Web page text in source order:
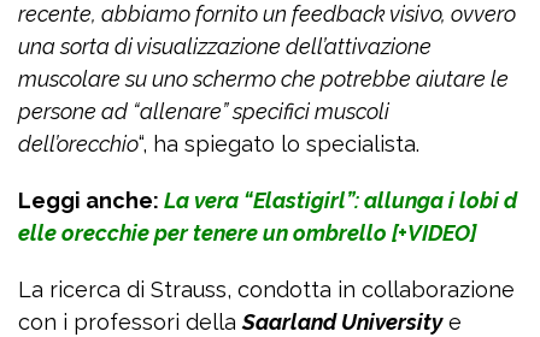
recente, abbiamo fornito un feedback visivo, ovvero
una sorta di visualizzazione dell’attivazione
muscolare su uno schermo che potrebbe aiutare le
persone ad “allenare” specifici muscoli
dell’orecchio“, ha spiegato lo specialista.
Leggi anche: La vera “Elastigirl”: allunga i lobi d
elle orecchie per tenere un ombrello [+VIDEO]
La ricerca di Strauss, condotta in collaborazione
con i professori dellaSaarland Universitye